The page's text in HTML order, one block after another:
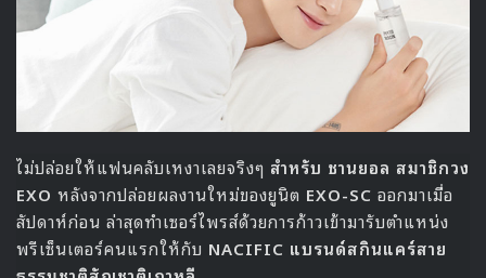
https://www.youtube.com/watch?
v=vL_aQ5tpbd0&feature=emb_title
Exy ได้แนะนำตัวว่าเธอคือ ลีดเดอร์ และ แรปเปอร์ ของเกิร์ลกรุ
ป WJSN โดยเธอได้ให้สัมภาษณ์ว่า
“ฉันรู้สึกดีค่ะ เพราะรู้สึกเหมือนกับว่าได้กลายเป็นลีดเดอร์
ที่สมาชิกวงคนอื่นๆ จะสามารถภาคภูมิใจได้ผ่านรายการนี้
ฉันจะทำหน้าที่ความรับผิดชอบอันยิ่งใหญ่นี้ และทุ่มเท
อย่างเต็มที่เพื่อนำสมาชิกทุกคนทำกิจกรรมให้ดีที่สุด”